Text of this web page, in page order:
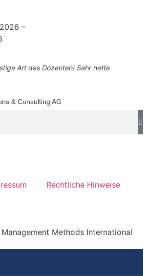
–
Art des Dozenten! Sehr nette
& Consulting AG
Rechtliche Hinweise
Methods International